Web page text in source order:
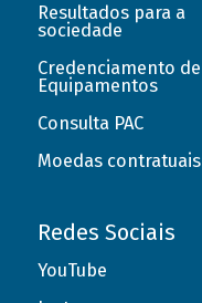
Resultados para a
sociedade
Credenciamento de
Equipamentos
Consulta PAC
Moedas contratuais
Redes Sociais
YouTube